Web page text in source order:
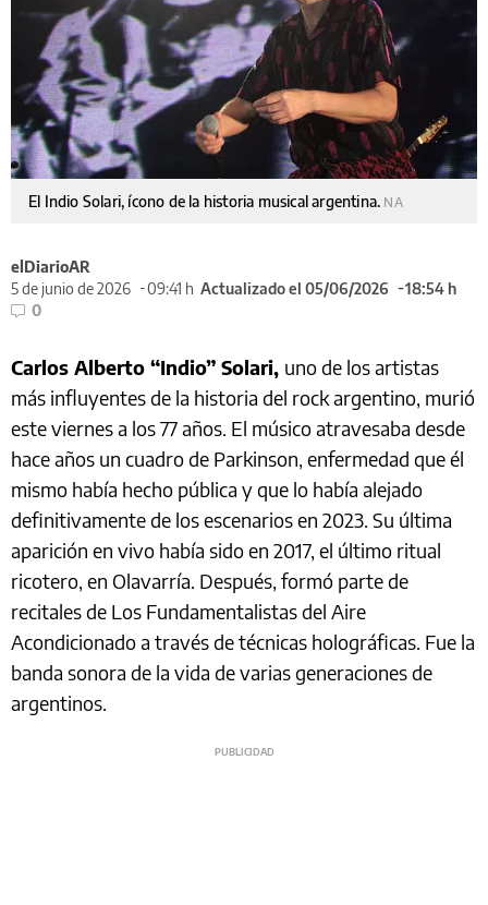
El Indio Solari, ícono de la historia musical argentina. NA
elDiarioAR
5 de junio de 2026
09:41 h Actualizado el 05/06/2026
18:54 h
0
Carlos Alberto “Indio” Solari, uno de los artistas
más influyentes de la historia del rock argentino, murió
este viernes a los 77 años. El músico atravesaba desde
hace años un cuadro de Parkinson, enfermedad que él
mismo había hecho pública y que lo había alejado
definitivamente de los escenarios en 2023. Su última
aparición en vivo había sido en 2017, el último ritual
ricotero, en Olavarría. Después, formó parte de
recitales de Los Fundamentalistas del Aire
Acondicionado a través de técnicas holográficas. Fue la
banda sonora de la vida de varias generaciones de
argentinos.